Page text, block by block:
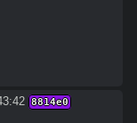
8814e0